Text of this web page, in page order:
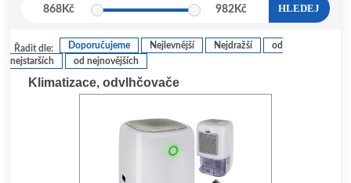
868Kč 982 Kč HLEDEJ
Řadit dle: Doporučujeme Nejlevnější Nejdražší
od
nejstarších
od nejnovějších
Klimatizace, odvlhčovače